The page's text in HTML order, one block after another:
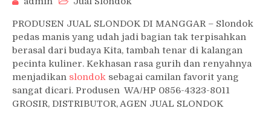
PRODUSEN JUAL SLONDOK DI MANGGAR – Slondok
pedas manis yang udah jadi bagian tak terpisahkan
berasal dari budaya Kita, tambah tenar di kalangan
pecinta kuliner. Kekhasan rasa gurih dan renyahnya
menjadikan slondok sebagai camilan favorit yang
sangat dicari. Produsen WA/HP 0856-4323-8011
GROSIR, DISTRIBUTOR, AGEN JUAL SLONDOK